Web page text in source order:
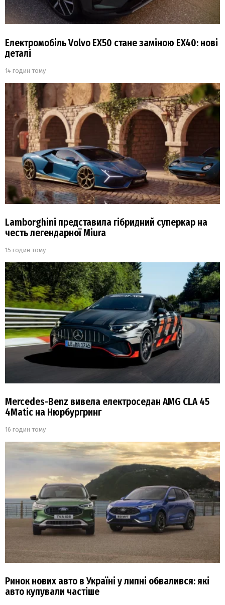
Електромобіль Volvo EX50 стане заміною EX40: нові
деталі
14 годин тому
Lamborghini представила гібридний суперкар на
честь легендарної Miura
15 годин тому
Mercedes-Benz вивела електроседан AMG CLA 45
4Matic на Нюрбургринг
16 годин тому
Ринок нових авто в Україні у липні обвалився: які
авто купували частіше